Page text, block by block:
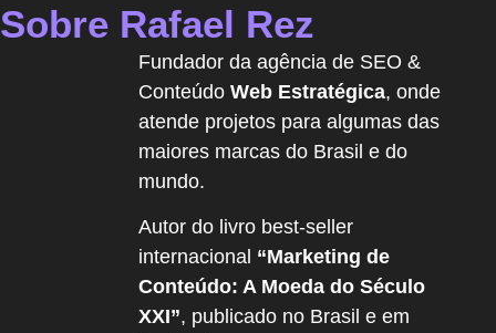
Sobre Rafael Rez
Fundador da agência de SEO &
Conteúdo Web Estratégica, onde
atende projetos para algumas das
maiores marcas do Brasil e do
mundo.
Autor do livro best-seller
internacional “Marketing de
Conteúdo: A Moeda do Século
XXI”, publicado no Brasil e em